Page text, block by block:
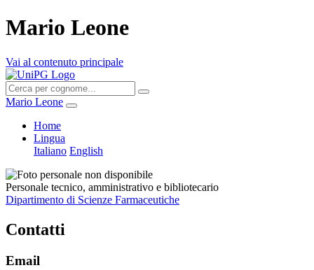
Mario Leone
Vai al contenuto principale
Mario Leone
Home
Lingua
Italiano English
Personale tecnico, amministrativo e bibliotecario
Dipartimento di Scienze Farmaceutiche
Contatti
Email